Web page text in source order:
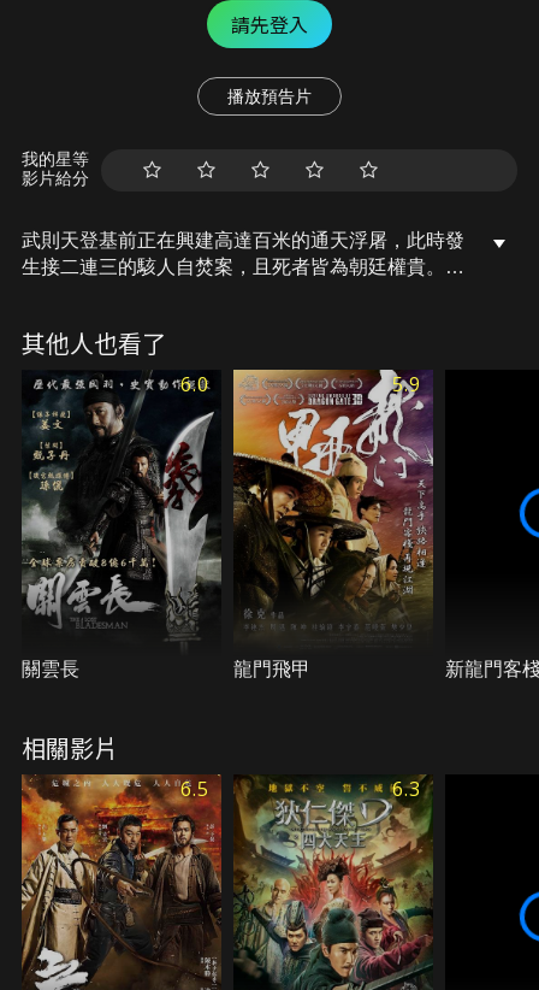
請先登入
播放預告片
我的星等
影片給分
武則天登基前正在興建高達百米的通天浮屠，此時發
生接二連三的駭人自焚案，且死者皆為朝廷權貴。武
聽從舊日同僚沙陀建議，深入鬼市探查線索卻反遭追
殺，隨著案情逐漸明朗，所有證據竟都直指武后本
人……
其他人也看了
6.0
關雲長
5.9
龍門飛甲 新龍門客
相關影片
6.5 6.3